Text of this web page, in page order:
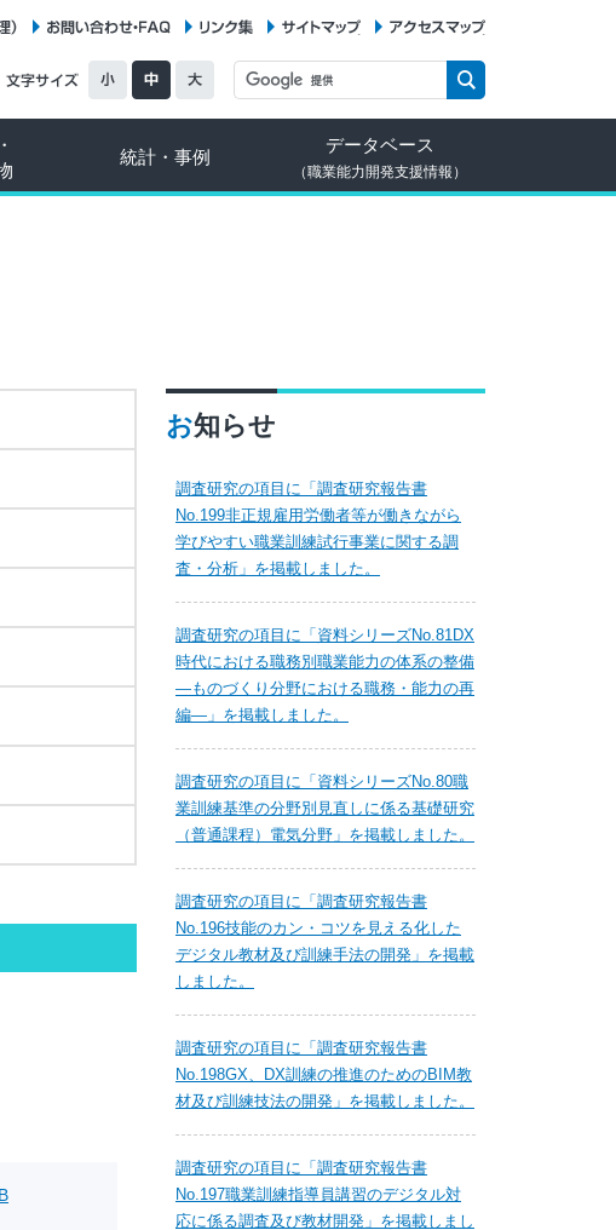
統計・事例
データベース
（職業能力開発支援情報）
お知らせ
調査研究の項目に「調査研究報告書
No.199非正規雇用労働者等が働きながら
学びやすい職業訓練試行事業に関する調
査・分析」を掲載しました。
調査研究の項目に「資料シリーズNo.81DX
時代における職務別職業能力の体系の整備
―ものづくり分野における職務・能力の再
編―」を掲載しました。
調査研究の項目に「資料シリーズNo.80職
業訓練基準の分野別見直しに係る基礎研究
（普通課程）電気分野」を掲載しました。
調査研究の項目に「調査研究報告書
No.196技能のカン・コツを見える化した
デジタル教材及び訓練手法の開発」を掲載
しました。
調査研究の項目に「調査研究報告書
No.198GX、DX訓練の推進のためのBIM教
材及び訓練技法の開発」を掲載しました。
調査研究の項目に「調査研究報告書
No.197職業訓練指導員講習のデジタル対
応に係る調査及び教材開発」を掲載しまし